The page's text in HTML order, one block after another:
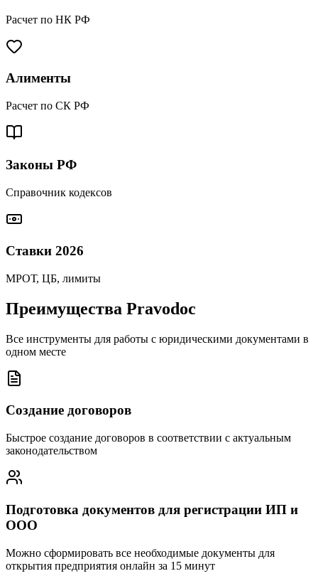
Расчет по НК РФ
Алименты
Расчет по СК РФ
Законы РФ
Справочник кодексов
Ставки 2026
МРОТ, ЦБ, лимиты
Преимущества Pravodoc
Все инструменты для работы с юридическими документами в
одном месте
Создание договоров
Быстрое создание договоров в соответствии с актуальным
законодательством
Подготовка документов для регистрации ИП и
ООО
Можно сформировать все необходимые документы для
открытия предприятия онлайн за 15 минут